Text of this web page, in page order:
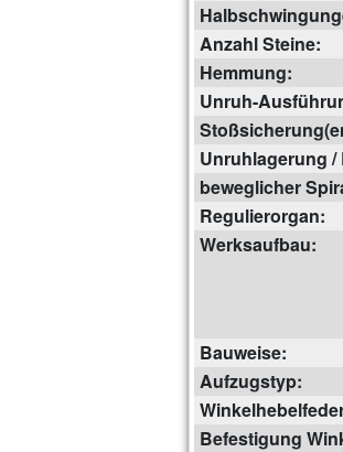
Anzahl Steine:
Hemmung:
Unruh-
Unruhlagerung
beweglicher
Regulierorgan:
Werksaufbau:
Bauweise:
Aufzugstyp:
Befestigung